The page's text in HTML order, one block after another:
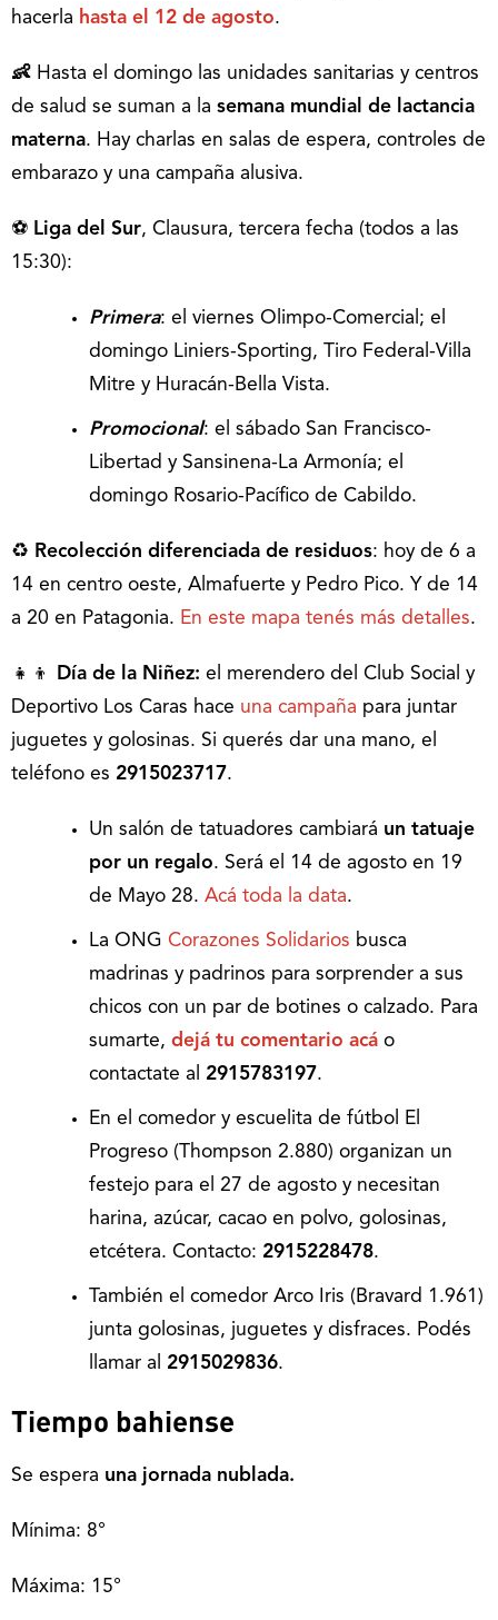
hacerla hasta el 12 de agosto.
👶 Hasta el domingo las unidades sanitarias y centros
de salud se suman a la semana mundial de lactancia
materna. Hay charlas en salas de espera, controles de
embarazo y una campaña alusiva.
⚽ Liga del Sur, Clausura, tercera fecha (todos a las
15:30):
Primera: el viernes Olimpo-Comercial; el
domingo Liniers-Sporting, Tiro Federal-Villa
Mitre y Huracán-Bella Vista.
Promocional: el sábado San Francisco-
Libertad y Sansinena-La Armonía; el
domingo Rosario-Pacífico de Cabildo.
♻ Recolección diferenciada de residuos: hoy de 6 a
14 en centro oeste, Almafuerte y Pedro Pico. Y de 14
a 20 en Patagonia. En este mapa tenés más detalles.
👧👦 Día de la Niñez: el merendero del Club Social y
Deportivo Los Caras hace una campaña para juntar
juguetes y golosinas. Si querés dar una mano, el
teléfono es 2915023717.
Un salón de tatuadores cambiará un tatuaje
por un regalo. Será el 14 de agosto en 19
de Mayo 28. Acá toda la data.
La ONG Corazones Solidarios busca
madrinas y padrinos para sorprender a sus
chicos con un par de botines o calzado. Para
sumarte, dejá tu comentario acá o
contactate al 2915783197.
En el comedor y escuelita de fútbol El
Progreso (Thompson 2.880) organizan un
festejo para el 27 de agosto y necesitan
harina, azúcar, cacao en polvo, golosinas,
etcétera. Contacto: 2915228478.
También el comedor Arco Iris (Bravard 1.961)
junta golosinas, juguetes y disfraces. Podés
llamar al 2915029836.
Tiempo bahiense
Se espera una jornada nublada.
Mínima: 8°
Máxima: 15°